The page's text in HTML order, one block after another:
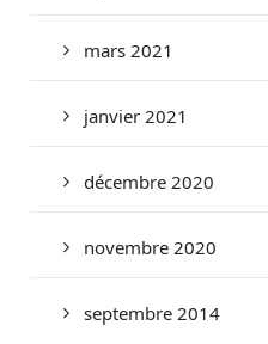
mars 2021
janvier 2021
décembre 2020
novembre 2020
septembre 2014